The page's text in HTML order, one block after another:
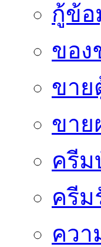
กู้ข้อ
ของ
ขาย
ขาย
ครีม
ครีม
ควา